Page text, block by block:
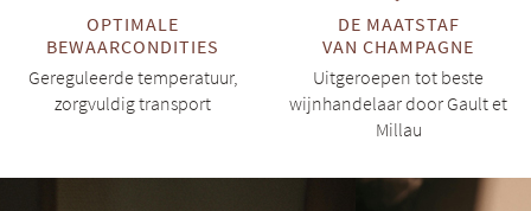
OPTIMALE
BEWAARCONDITIES
Gereguleerde temperatuur,
zorgvuldig transport
DE MAATSTAF
VAN CHAMPAGNE
Uitgeroepen tot beste
wijnhandelaar door Gault et
Millau